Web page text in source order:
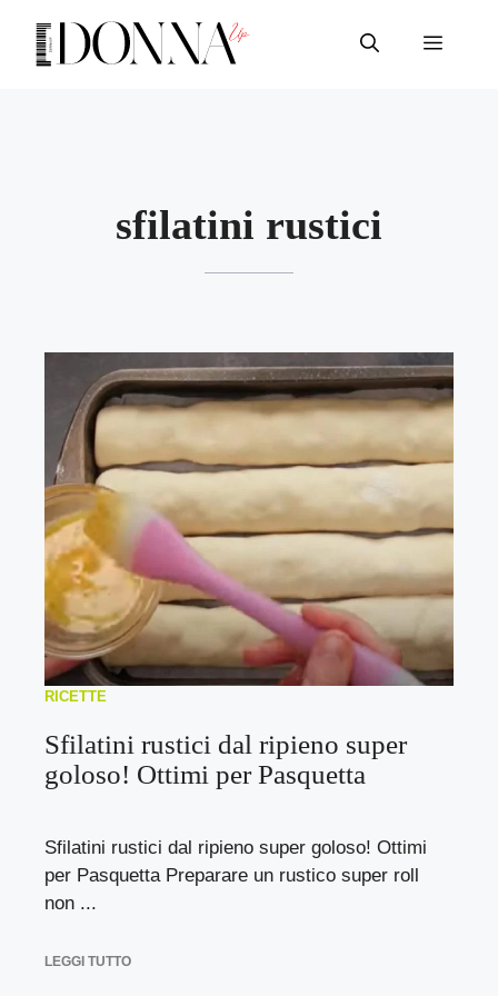
contenuto
Menu
sfilatini rustici
RICETTE
Sfilatini rustici dal ripieno super
goloso! Ottimi per Pasquetta
Sfilatini rustici dal ripieno super goloso! Ottimi
per Pasquetta Preparare un rustico super roll
non ...
LEGGI TUTTO